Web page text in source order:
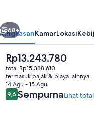
Beverly
Hills
Berikutnya
68+
RingkasanKamarLokasi
Harga
saat
ini
Rp13.243.780
Rp13.243.780
total Rp15.388.610
termasuk pajak & biaya lainnya
14 Agu - 15 Agu
Ulasan
9,69,6 dari 10
SempurnaLihat